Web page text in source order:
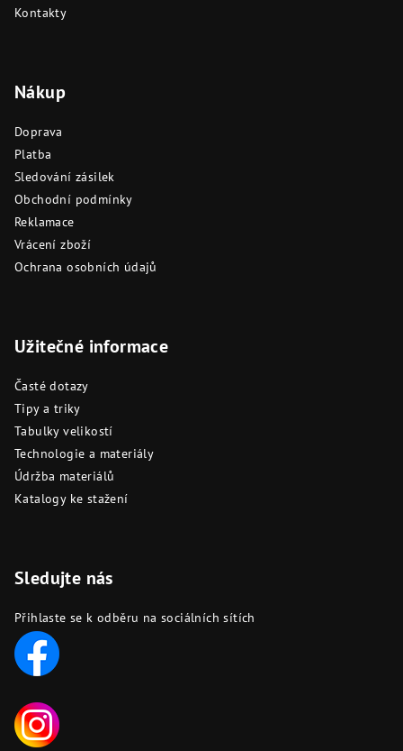
Kontakty
Nákup
Doprava
Platba
Sledování zásilek
Obchodní podmínky
Reklamace
Vrácení zboží
Ochrana osobních údajů
Užitečné informace
Časté dotazy
Tipy a triky
Tabulky velikostí
Technologie a materiály
Údržba materiálů
Katalogy ke stažení
Sledujte nás
Přihlaste se k odběru na sociálních sítích